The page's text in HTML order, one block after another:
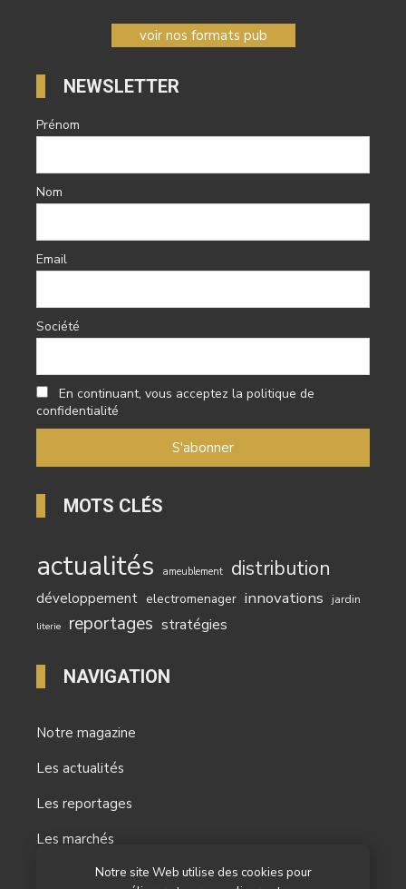
Notre site Web utilise des cookies pour
voir nos formats pub
NEWSLETTER
Prénom
Nom
Email
Société
En continuant, vous acceptez la politique de
confidentialité
MOTS CLÉS
actualités ameublement distribution
développement electromenager innovations jardin
literie reportages stratégies
NAVIGATION
Notre magazine
Les actualités
Les reportages
Les marchés